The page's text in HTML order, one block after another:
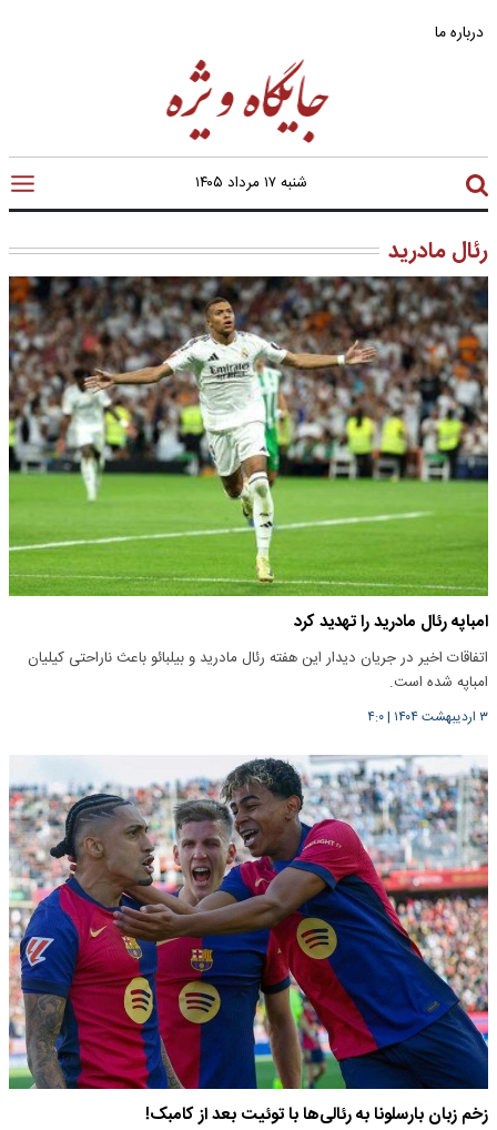
درباره ما
شنبه ۱۷ مرداد ۱۴۰۵
رئال مادرید
امباپه رئال مادرید را تهدید کرد
اتفاقات اخیر در جریان دیدار این هفته رئال مادرید و بیلبائو باعث ناراحتی کیلیان
امباپه شده است.
۳ اردیبهشت ۱۴۰۴ |۴:۰
زخم زبان بارسلونا به رئالی‌ها با توئیت بعد از کامبک!